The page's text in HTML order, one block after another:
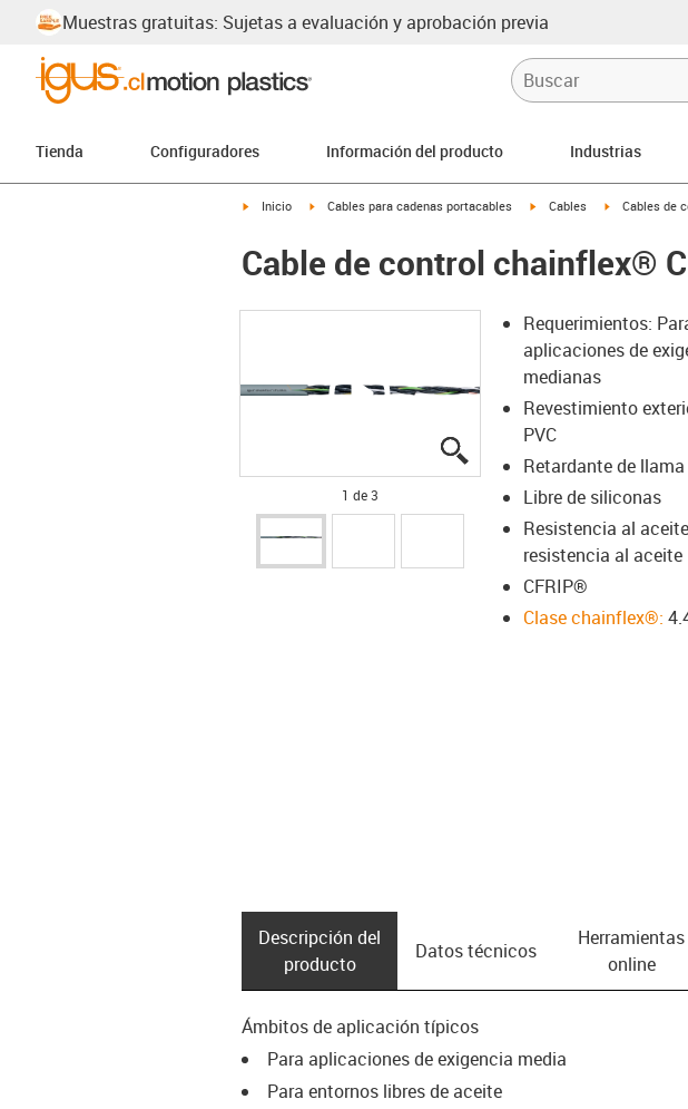
Muestras gratuitas: Sujetas a evaluación y aprobación previa
Tienda Configuradores Información del producto Industrias
igus-icon-arrow-right
Inicio igus-icon-arrow-right
Cables para cadenas portacables igus-icon-arrow-right
Cables igus-icon-
Cables de
Cable de control chainflex®
igus-icon-lupe
igus-icon-lupe
igus-icon-lupe
1 de 3
Requerimientos:
aplicaciones de
medianas
Revestimiento
PVC
Retardante de llama
Libre de siliconas
Resistencia al
resistencia al aceite
CFRIP®
Clase chainflex®:
Descripción del
producto
Datos técnicos
Herramientas
online
Ámbitos de aplicación típicos
Para aplicaciones de exigencia media
Para entornos libres de aceite